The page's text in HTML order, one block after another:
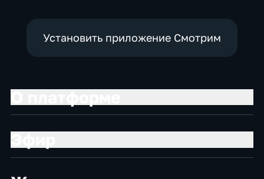
Установить приложение Смотрим